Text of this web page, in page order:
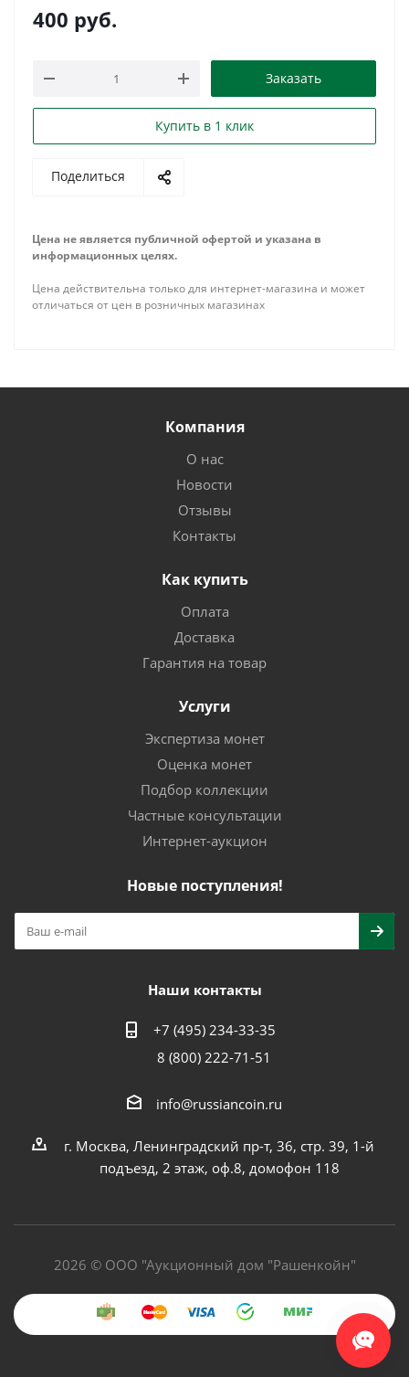
400 руб.
Заказать
Купить в 1 клик
Поделиться
Цена не является публичной офертой и указана в
информационных целях.
Цена действительна только для интернет-магазина и может
отличаться от цен в розничных магазинах
Компания
О нас
Новости
Отзывы
Контакты
Как купить
Оплата
Доставка
Гарантия на товар
Услуги
Экспертиза монет
Оценка монет
Подбор коллекции
Частные консультации
Интернет-аукцион
Новые поступления!
Наши контакты
+7 (495) 234-33-35
8 (800) 222-71-51
info@russiancoin.ru
г. Москва, Ленинградский пр-т, 36, стр. 39, 1-й
подъезд, 2 этаж, оф.8, домофон 118
2026 © ООО "Аукционный дом "Рашенкойн"